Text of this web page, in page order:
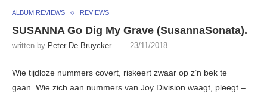
ALBUM REVIEWS REVIEWS
SUSANNA Go Dig My Grave (SusannaSonata).
written by Peter De Bruycker 23/11/2018
Wie tijdloze nummers covert, riskeert zwaar op z’n bek te
gaan. Wie zich aan nummers van Joy Division waagt, pleegt –